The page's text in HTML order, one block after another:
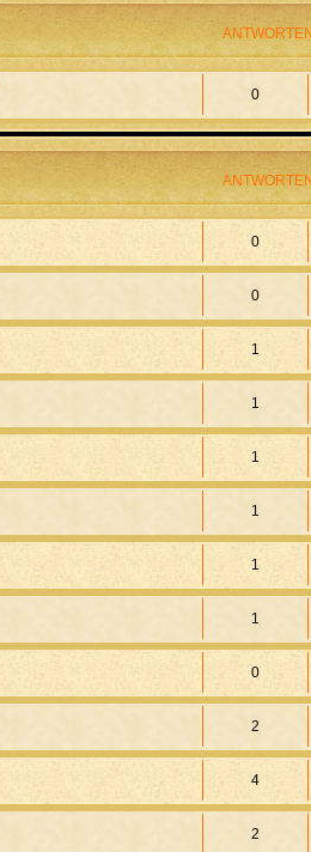
0
0
0
1
1
1
1
1
1
0
2
4
2